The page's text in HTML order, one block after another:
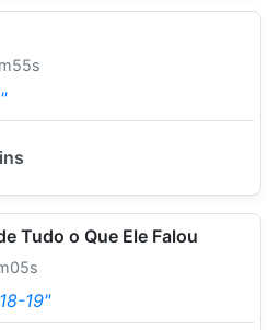
Tudo o Que Ele Falou
19"